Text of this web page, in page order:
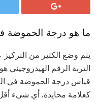
ما هو درجة الحموضة
يتم وضع الكثير من
التربة الرقم الهيدروجيني